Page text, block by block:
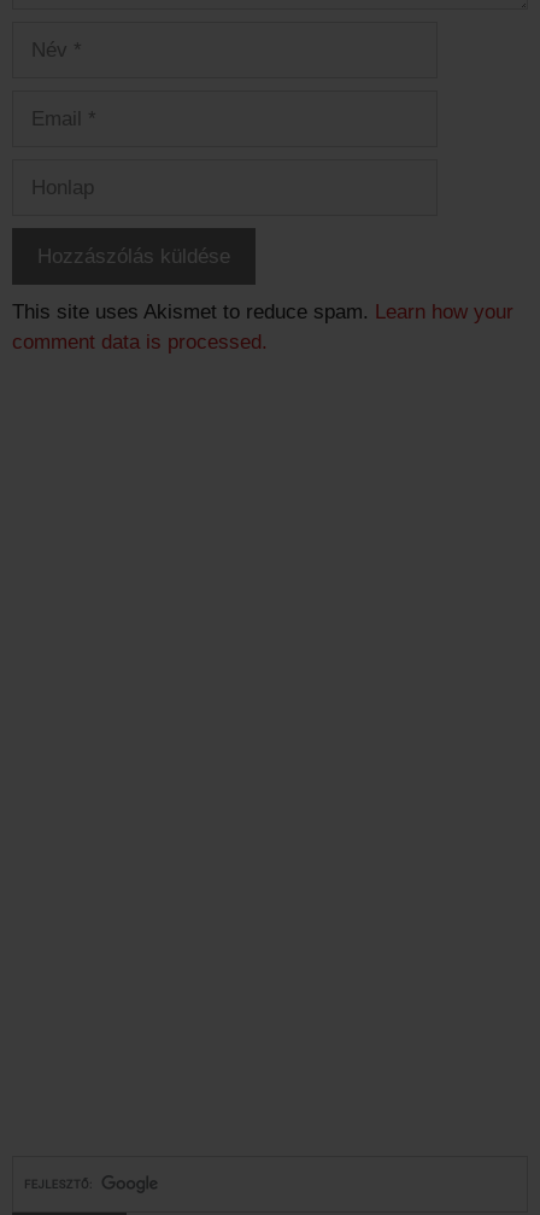
This site uses Akismet to reduce spam. Learn how your
comment data is processed.